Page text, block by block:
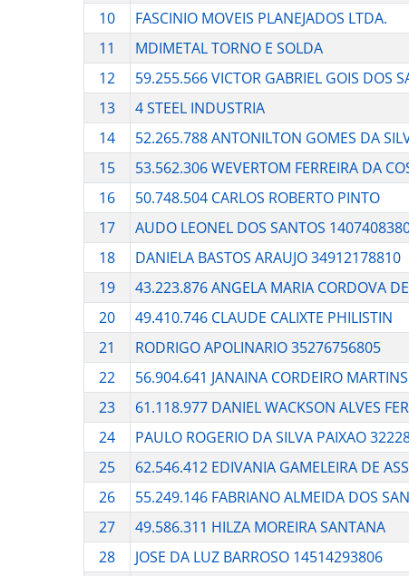
10
FASCINIO MOVEIS PLANEJADOS LTDA.
11
MDIMETAL TORNO E SOLDA
12
59.255.566 VICTOR GABRIEL GOIS DOS
13
4 STEEL INDUSTRIA
14
52.265.788 ANTONILTON GOMES DA
15
53.562.306 WEVERTOM FERREIRA DA
16
50.748.504 CARLOS ROBERTO PINTO
17
AUDO LEONEL DOS SANTOS
18
DANIELA BASTOS ARAUJO 34912178810
19
43.223.876 ANGELA MARIA CORDOVA
20
49.410.746 CLAUDE CALIXTE PHILISTIN
21
RODRIGO APOLINARIO 35276756805
22
56.904.641 JANAINA CORDEIRO MARTINS
23
61.118.977 DANIEL WACKSON ALVES
24
PAULO ROGERIO DA SILVA PAIXAO
25
62.546.412 EDIVANIA GAMELEIRA DE
26
55.249.146 FABRIANO ALMEIDA DOS
27
49.586.311 HILZA MOREIRA SANTANA
28
JOSE DA LUZ BARROSO 14514293806